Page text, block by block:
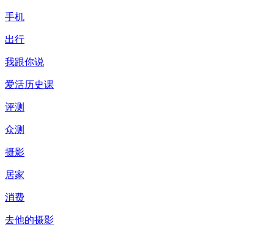
手机
出行
我跟你说
爱活历史课
评测
众测
摄影
居家
消费
去他的摄影